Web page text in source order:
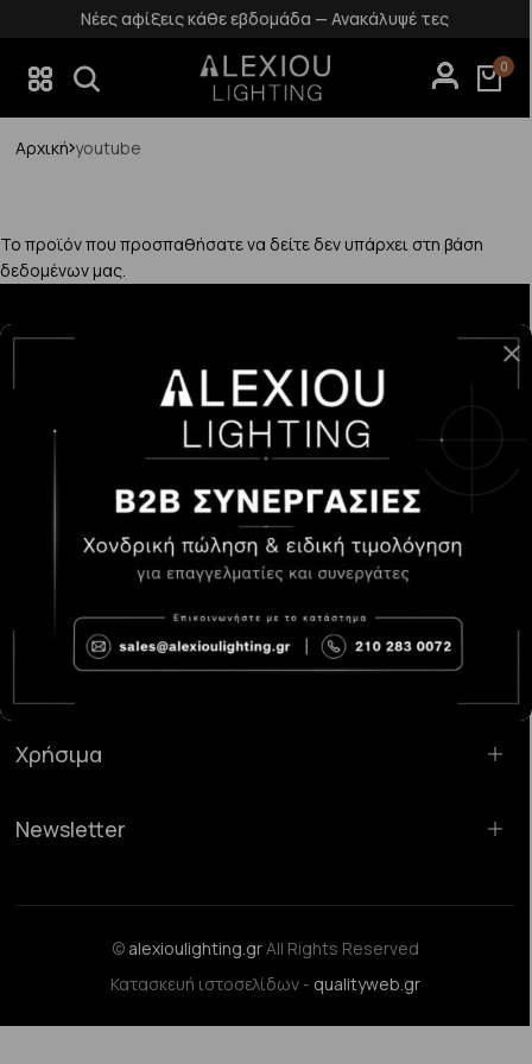
Νέες αφίξεις κάθε εβδομάδα — Ανακάλυψέ τες
0
Αρχική youtube
Το προϊόν που προσπαθήσατε να δείτε δεν υπάρχει στη βάση
δεδομένων μας.
Κατάστημα Χαλάνδρι:Σαρανταπόρου 55, 15232, Χαλάνδρι
sales@alexioulighting.gr
210 283 0072
6983123181
Χρήσιμα
Newsletter
© alexioulighting.grAll Rights Reserved
Κατασκευή ιστοσελίδων - qualityweb.gr